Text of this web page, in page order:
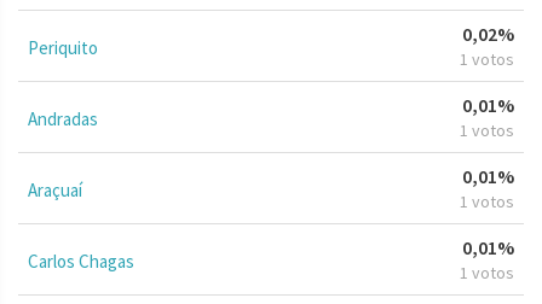
Periquito
0,02%
1 votos
Andradas
0,01%
1 votos
Araçuaí
0,01%
1 votos
Carlos Chagas
0,01%
1 votos